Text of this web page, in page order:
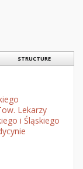
STRUCTURE
Lekarzy
i Śląskiego